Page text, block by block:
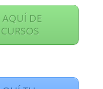
AQUÍ DE